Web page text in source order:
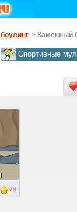
боулинг > Каменный
Спортивные
79